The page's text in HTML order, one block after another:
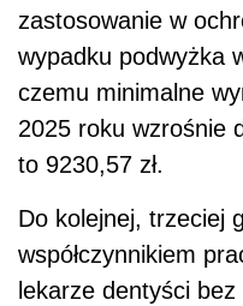
zastosowanie w
wypadku podwyżka
czemu minimalne
2025 roku wzrośnie
to 9230,57 zł.
Do kolejnej, trzeciej
współczynnikiem
lekarze dentyści